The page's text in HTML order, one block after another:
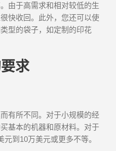
由于高需求和相对较低的生
快收回。此外，您还可以使
型的袋子，如定制的印花
求
有所不同。对于小规模的经
基本的机器和原材料。对于
到10万美元或更多不等。